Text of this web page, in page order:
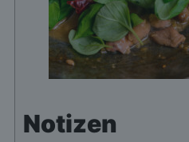
Notizen